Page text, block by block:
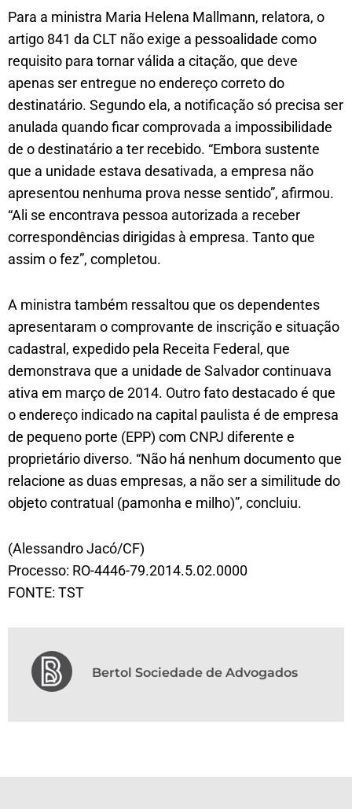
Para a ministra Maria Helena Mallmann, relatora, o
artigo 841 da CLT não exige a pessoalidade como
requisito para tornar válida a citação, que deve
apenas ser entregue no endereço correto do
destinatário. Segundo ela, a notificação só precisa ser
anulada quando ficar comprovada a impossibilidade
de o destinatário a ter recebido. “Embora sustente
que a unidade estava desativada, a empresa não
apresentou nenhuma prova nesse sentido”, afirmou.
“Ali se encontrava pessoa autorizada a receber
correspondências dirigidas à empresa. Tanto que
assim o fez”, completou.
A ministra também ressaltou que os dependentes
apresentaram o comprovante de inscrição e situação
cadastral, expedido pela Receita Federal, que
demonstrava que a unidade de Salvador continuava
ativa em março de 2014. Outro fato destacado é que
o endereço indicado na capital paulista é de empresa
de pequeno porte (EPP) com CNPJ diferente e
proprietário diverso. “Não há nenhum documento que
relacione as duas empresas, a não ser a similitude do
objeto contratual (pamonha e milho)”, concluiu.
(Alessandro Jacó/CF)
Processo: RO-4446-79.2014.5.02.0000
FONTE: TST
Bertol Sociedade de Advogados